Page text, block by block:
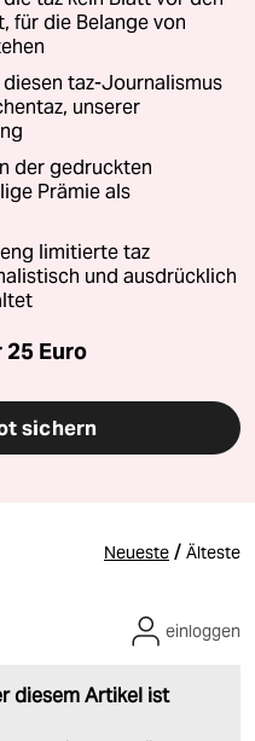
für die Belange von
taz-Journalismus
unserer
der gedruckten
Prämie als
limitierte taz
und ausdrücklich
25 Euro
sichern
Neueste / Älteste
diesem Artikel ist
einloggen